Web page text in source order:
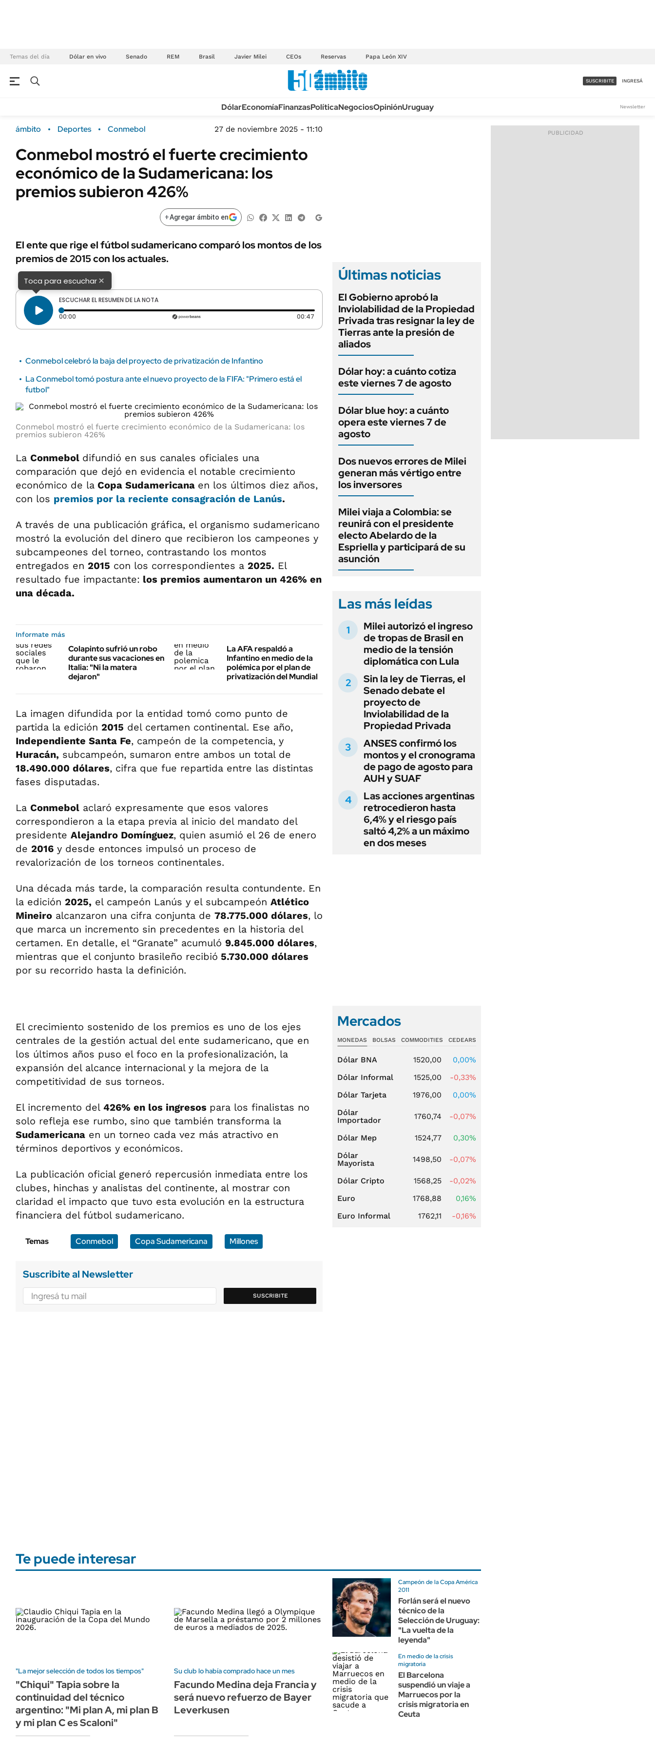
Temas del día Dólar en vivo Senado REM Brasil Javier Milei CEOs Reservas Papa León XIV
Campo
FINANZAS
Dólar
Sustentabilidad
Seguros
URUGUAY
TECNOLOGÍA
MÉXICO
MUNDO
INFORMACIÓN GENERAL
AUTOS
ACCESO FULL - $1.800/MES
SUSCRIBITE INGRESÁ
DólarEconomíaFinanzasPolíticaNegociosOpiniónUruguay Newsletter
ámbito Deportes Conmebol 27 de noviembre 2025 - 11:10
Conmebol mostró el fuerte crecimiento
económico de la Sudamericana: los
premios subieron 426%
+Agregar ámbito en
El ente que rige el fútbol sudamericano comparó los montos de los
premios de 2015 con los actuales.
Toca para escuchar×
ESCUCHAR EL RESUMEN DE LA NOTA
00:00 Tiempo transcurrido: 0 segundos 00:47 Duración: 47 segundos
Conmebol celebró la baja del proyecto de privatización de Infantino
La Conmebol tomó postura ante el nuevo proyecto de la FIFA: "Primero está el
futbol"
Conmebol mostró el fuerte crecimiento económico de la Sudamericana: los
premios subieron 426%
La Conmebol difundió en sus canales oficiales una
comparación que dejó en evidencia el notable crecimiento
económico de la Copa Sudamericana en los últimos diez años,
con los premios por la reciente consagración de Lanús.
A través de una publicación gráfica, el organismo sudamericano
mostró la evolución del dinero que recibieron los campeones y
subcampeones del torneo, contrastando los montos
entregados en 2015 con los correspondientes a 2025. El
resultado fue impactante: los premios aumentaron un 426% en
una década.
Informate más
Colapinto sufrió un robo
durante sus vacaciones en
Italia: "Ni la matera
dejaron"
La AFA respaldó a
Infantino en medio de la
polémica por el plan de
privatización del Mundial
La imagen difundida por la entidad tomó como punto de
partida la edición 2015 del certamen continental. Ese año,
Independiente Santa Fe, campeón de la competencia, y
Huracán, subcampeón, sumaron entre ambos un total de
18.490.000 dólares, cifra que fue repartida entre las distintas
fases disputadas.
La Conmebol aclaró expresamente que esos valores
correspondieron a la etapa previa al inicio del mandato del
presidente Alejandro Domínguez, quien asumió el 26 de enero
de 2016 y desde entonces impulsó un proceso de
revalorización de los torneos continentales.
Una década más tarde, la comparación resulta contundente. En
la edición 2025, el campeón Lanús y el subcampeón Atlético
Mineiro alcanzaron una cifra conjunta de 78.775.000 dólares, lo
que marca un incremento sin precedentes en la historia del
certamen. En detalle, el “Granate” acumuló 9.845.000 dólares,
mientras que el conjunto brasileño recibió 5.730.000 dólares
por su recorrido hasta la definición.
El crecimiento sostenido de los premios es uno de los ejes
centrales de la gestión actual del ente sudamericano, que en
los últimos años puso el foco en la profesionalización, la
expansión del alcance internacional y la mejora de la
competitividad de sus torneos.
El incremento del 426% en los ingresos para los finalistas no
solo refleja ese rumbo, sino que también transforma la
Sudamericana en un torneo cada vez más atractivo en
términos deportivos y económicos.
La publicación oficial generó repercusión inmediata entre los
clubes, hinchas y analistas del continente, al mostrar con
claridad el impacto que tuvo esta evolución en la estructura
financiera del fútbol sudamericano.
Temas Conmebol Copa Sudamericana Millones
Suscribite al Newsletter
SUSCRIBITE
Últimas noticias
El Gobierno aprobó la
Inviolabilidad de la Propiedad
Privada tras resignar la ley de
Tierras ante la presión de
aliados
Dólar hoy: a cuánto cotiza
este viernes 7 de agosto
Dólar blue hoy: a cuánto
opera este viernes 7 de
agosto
Dos nuevos errores de Milei
generan más vértigo entre
los inversores
Milei viaja a Colombia: se
reunirá con el presidente
electo Abelardo de la
Espriella y participará de su
asunción
Las más leídas
Milei autorizó el ingreso
de tropas de Brasil en
medio de la tensión
diplomática con Lula
Sin la ley de Tierras, el
Senado debate el
proyecto de
Inviolabilidad de la
Propiedad Privada
ANSES confirmó los
montos y el cronograma
de pago de agosto para
AUH y SUAF
Las acciones argentinas
retrocedieron hasta
6,4% y el riesgo país
saltó 4,2% a un máximo
en dos meses
Mercados
MONEDAS BOLSAS COMMODITIES CEDEARS
Dólar BNA 1520,00
0,00%
Dólar Informal
1525,00
-0,33%
Dólar Tarjeta
1976,00
0,00%
Dólar
Importador
1760,74 -0,07%
Dólar Mep 1524,77
0,30%
Dólar
Mayorista
1498,50 -0,07%
Dólar Cripto 1568,25
-0,02%
Euro
1768,88
0,16%
Euro Informal
1762,11 -0,16%
Te puede interesar
"La mejor selección de todos los tiempos"
"Chiqui" Tapia sobre la
continuidad del técnico
argentino: "Mi plan A, mi plan B
y mi plan C es Scaloni"
Su club lo había comprado hace un mes
Facundo Medina deja Francia y
será nuevo refuerzo de Bayer
Leverkusen
Campeón de la Copa América
2011
Forlán será el nuevo
técnico de la
Selección de Uruguay:
"La vuelta de la
leyenda"
En medio de la crisis
migratoria
El Barcelona
suspendió un viaje a
Marruecos por la
crisis migratoria en
Ceuta